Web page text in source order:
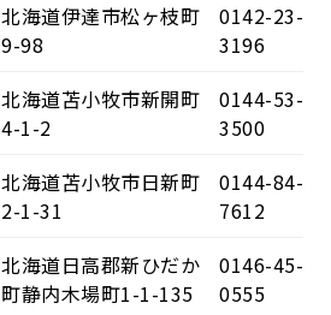
北海道伊達市松ヶ枝町
9-98
0142-23-
3196
北海道苫小牧市新開町
4-1-2
0144-53-
3500
北海道苫小牧市日新町
2-1-31
0144-84-
7612
北海道日高郡新ひだか
町静内木場町1-1-135
0146-45-
0555